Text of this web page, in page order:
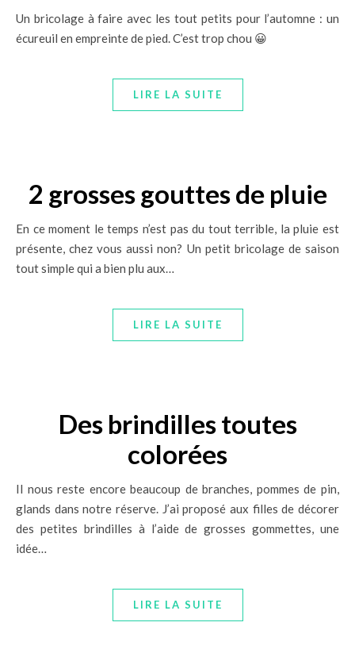
Un bricolage à faire avec les tout petits pour l’automne : un
écureuil en empreinte de pied. C’est trop chou 😀
LIRE LA SUITE
2 grosses gouttes de pluie
En ce moment le temps n’est pas du tout terrible, la pluie est
présente, chez vous aussi non? Un petit bricolage de saison
tout simple qui a bien plu aux…
LIRE LA SUITE
Des brindilles toutes
colorées
Il nous reste encore beaucoup de branches, pommes de pin,
glands dans notre réserve. J’ai proposé aux filles de décorer
des petites brindilles à l’aide de grosses gommettes, une
idée…
LIRE LA SUITE